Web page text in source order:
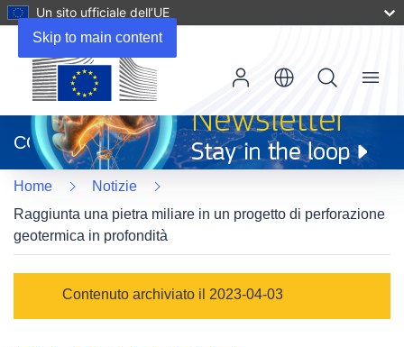
Skip to main content
Un sito ufficiale dell’UE
apre
in
una
nuova
finestra)
CORDIS
Menu
Home
Notizie
Raggiunta una pietra miliare in un progetto di perforazione
geotermica in profondità
Category
Contenuto archiviato il 2023-04-03